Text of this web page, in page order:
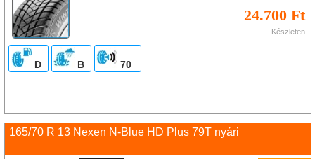
24.700 Ft
Készleten
D B 70
165/70 R 13 Nexen N-Blue HD Plus 79T nyári